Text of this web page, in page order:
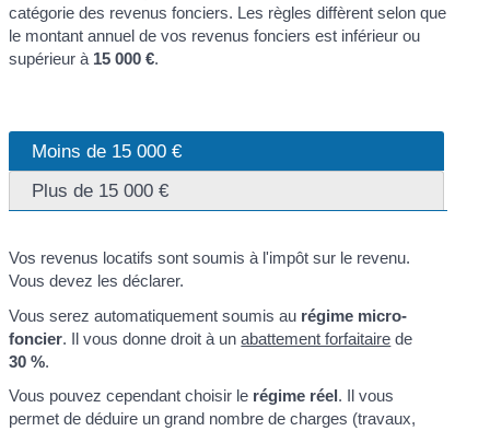
catégorie des revenus fonciers. Les règles diffèrent selon que
le montant annuel de vos revenus fonciers est inférieur ou
supérieur à 15 000 €.
Moins de 15 000 €
Plus de 15 000 €
Vos revenus locatifs sont soumis à l'impôt sur le revenu.
Vous devez les déclarer.
Vous serez automatiquement soumis au régime micro-
foncier. Il vous donne droit à unabattement forfaitaire de
30 %.
Vous pouvez cependant choisir le régime réel. Il vous
permet de déduire un grand nombre de charges (travaux,